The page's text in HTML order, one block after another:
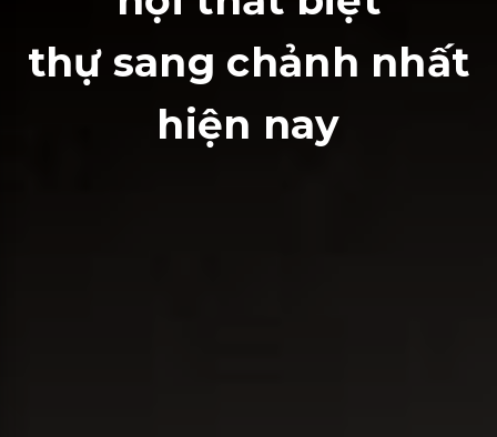
thự sang chảnh nhất
hiện nay